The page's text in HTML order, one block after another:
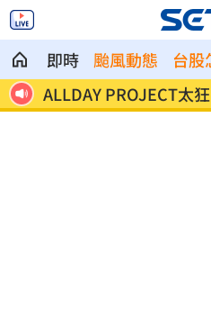
即時 颱風動態 台股
莫
ALLDAY PROJECT太
場